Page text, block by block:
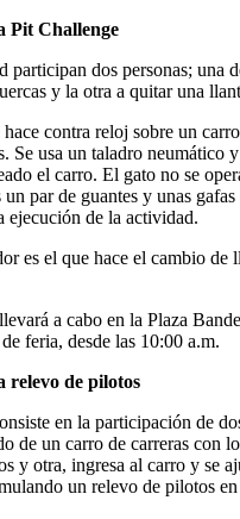
Pit Challenge
participan dos personas; una
y la otra a quitar una
contra reloj sobre un
Se usa un taladro neumático
el carro. El gato no se
par de guantes y unas gafas
ejecución de la actividad.
es el que hace el cambio de
a cabo en la Plaza
feria, desde las 10:00 a.m.
relevo de pilotos
en la participación de
de un carro de carreras con
y otra, ingresa al carro y se
un relevo de pilotos